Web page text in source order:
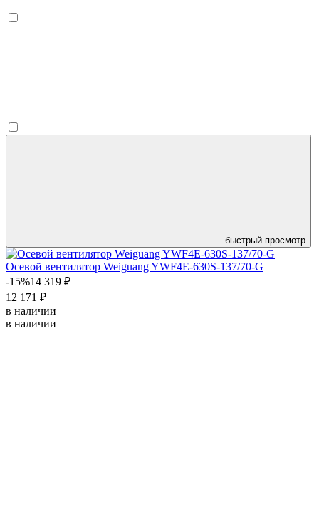
быстрый просмотр
Осевой вентилятор Weiguang YWF4E-630S-137/70-G
-15%14 319 ₽
12 171 ₽
в наличии
в наличии